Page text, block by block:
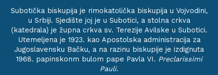
Subotička biskupija je rimokatolička biskupija u Vojvodini,
u Srbiji. Sjedište joj je u Subotici, a stolna crkva
(katedrala) je župna crkva sv. Terezije Avilske u Subotici.
Utemeljena je 1923. kao Apostolska administracija za
Jugoslavensku Bačku, a na razinu biskupije je izdignuta
1968. papinskonm bulom pape Pavla VI. Preclarissimi
Pauli.